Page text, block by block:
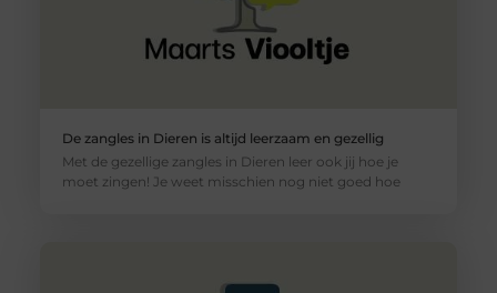
De zangles in Dieren is altijd leerzaam en gezellig
Met de gezellige zangles in Dieren leer ook jij hoe je
moet zingen! Je weet misschien nog niet goed hoe